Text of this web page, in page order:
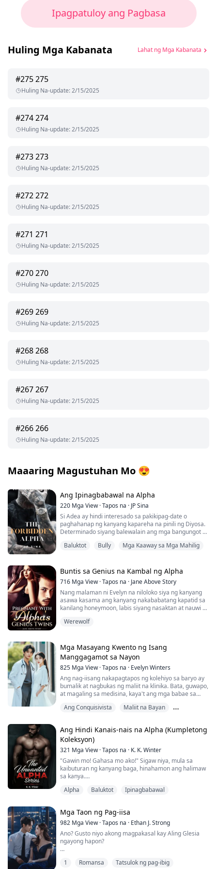
Ipagpatuloy ang Pagbasa
Huling Mga Kabanata Lahat ng Mga Kabanata
#275275
Huling Na-update:2/15/2025
#274274
Huling Na-update:2/15/2025
#273273
Huling Na-update:2/15/2025
#272272
Huling Na-update:2/15/2025
#271 271
Huling Na-update:2/15/2025
#270270
Huling Na-update:2/15/2025
#269269
Huling Na-update:2/15/2025
#268268
Huling Na-update:2/15/2025
#267267
Huling Na-update:2/15/2025
#266266
Huling Na-update:2/15/2025
Maaaring Magustuhan Mo 😍
Ang Ipinagbabawal na Alpha
220 Mga View·Tapos na · JP Sina
Si Adea ay hindi interesado sa pakikipag-date o
paghahanap ng kanyang kapareha na pinili ng Diyosa.
Determinado siyang balewalain ang mga bangungot na
kanyang trabaho sa Half Moon pack, at mamuhay ng
Desert Moon upang hanapin ang kanyang kapareha,
hindi niya magawang tumanggi. Ano ang gagawin ni
Adea kapag siya ang nakahanap ng kanyang kapareha
sa Crescent Moon Ball? Magagawa kaya niyang
malaman kung ano ang gustong ipahiwatig ng kanyang
mga bangungot? Kapag nabuo na niya ang lahat ng
piraso, mababago kaya niya ang kanyang kapalaran?
sekswal na pang-aabuso, panggagahasa,
pakikipagtalik, at kamatayan. BABALA: Ang librong ito
ay naglalaman ng sekswal na pang-aabuso at/o
karahasan na maaaring magdulot ng trauma sa mga
nakaligtas.
Baluktot Bully Mga Kaaway sa Mga Mahilig
Buntis sa Genius na Kambal ng Alpha
716 Mga View·Tapos na · Jane Above Story
Nang malaman ni Evelyn na niloloko siya ng kanyang
asawa kasama ang kanyang nakababatang kapatid sa
kanilang honeymoon, labis siyang nasaktan at nauwi sa
estranghero. Pagkalipas ng 6 na taon, naging single
Nation. Siya sa kanyang beta: Ang mga bata ay akin!
Hanapin mo siya!
Werewolf
Mga Masayang Kwento ng Isang
Manggagamot sa Nayon
825 Mga View·Tapos na · Evelyn Winters
Ang nag-iisang nakapagtapos ng kolehiyo sa baryo ay
bumalik at nagbukas ng maliit na klinika. Bata, guwapo,
at magaling sa medisina, kaya't ang mga babae sa
tuwing gabi...
Ang Conquisivista
Maliit na Bayan
Ang Hindi Kanais-nais na Alpha (Kumpletong
Koleksyon)
321 Mga View·Tapos na · K. K. Winter
"Gawin mo! Gahasa mo ako!" Sigaw niya, mula sa
kaibuturan ng kanyang baga, hinahamon ang halimaw
sa kanya.
Tumawa siya, totoo, malakas.
kanyang sinturon.
"Yung maliit na kagat sa labi mo, na ginagawa mo
tuwing tinitingnan mo ako- nakakaloka.
Yung panginginig ng katawan mo, nung pinalo kita-
sobrang nakakalibog, kinailangan kong pigilan ang
Alpha Baluktot Ipinagbabawal
Mga Taon ng Pag-iisa
982 Mga View·Tapos na · Ethan J. Strong
Ano? Gusto niyo akong magpakasal kay Aling Glesia
ngayong hapon?
nagpalaki sa kanya ay ganun kabilis magdesisyon
1 Romansa Tatsulok ng pag-ibig